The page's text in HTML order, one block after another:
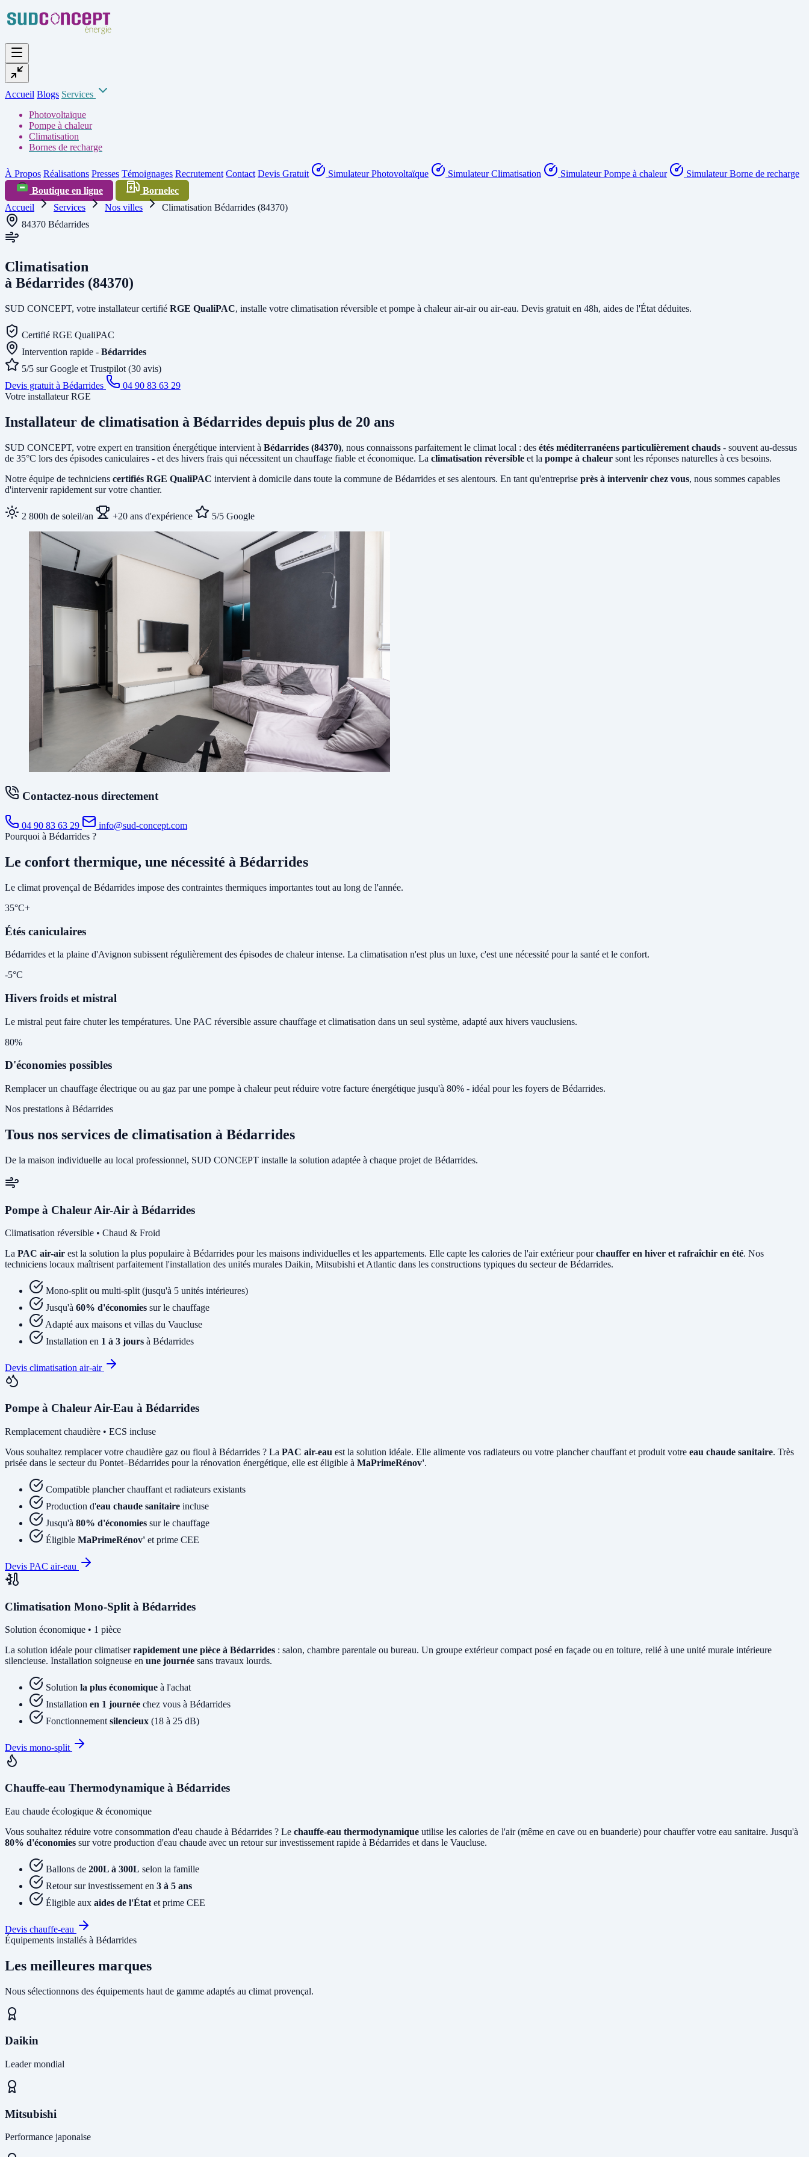
Accueil Blogs Services
Photovoltaïque
Pompe à chaleur
Climatisation
Bornes de recharge
À Propos Réalisations Presses Témoignages Recrutement Contact Devis Gratuit Simulateur Photovoltaïque Simulateur Climatisation Simulateur Pompe à chaleur
Simulateur Borne de recharge
Boutique en ligne
Bornelec
Accueil
Services Nos villes
Climatisation Bédarrides (84370)
84370 Bédarrides
Climatisation
à Bédarrides (84370)
SUD CONCEPT, votre installateur certifié RGE QualiPAC, installe votre climatisation réversible et pompe à chaleur air-air ou air-eau. Devis gratuit en 48h, aides de l'État déduites.
Certifié RGE QualiPAC
Intervention rapide - Bédarrides
5/5 sur Google et Trustpilot (30 avis)
Devis gratuit à Bédarrides
04 90 83 63 29
Votre installateur RGE
Installateur de climatisation à Bédarrides depuis plus de 20 ans
SUD CONCEPT, votre expert en transition énergétique intervient à Bédarrides (84370), nous connaissons parfaitement le climat local : des étés méditerranéens particulièrement chauds - souvent au-dessus
de 35°C lors des épisodes caniculaires - et des hivers frais qui nécessitent un chauffage fiable et économique. La climatisation réversible et la pompe à chaleur sont les réponses naturelles à ces besoins.
Notre équipe de techniciens certifiés RGE QualiPAC intervient à domicile dans toute la commune de Bédarrides et ses alentours. En tant qu'entreprise près à intervenir chez vous, nous sommes capables
d'intervenir rapidement sur votre chantier.
2 800h de soleil/an +20 ans d'expérience 5/5 Google
Contactez-nous directement
04 90 83 63 29
info@sud-concept.com
Pourquoi à Bédarrides ?
Le confort thermique, une nécessité à Bédarrides
Le climat provençal de Bédarrides impose des contraintes thermiques importantes tout au long de l'année.
35°C+
Étés caniculaires
Bédarrides et la plaine d'Avignon subissent régulièrement des épisodes de chaleur intense. La climatisation n'est plus un luxe, c'est une nécessité pour la santé et le confort.
-5°C
Hivers froids et mistral
Le mistral peut faire chuter les températures. Une PAC réversible assure chauffage et climatisation dans un seul système, adapté aux hivers vauclusiens.
80%
D'économies possibles
Remplacer un chauffage électrique ou au gaz par une pompe à chaleur peut réduire votre facture énergétique jusqu'à 80% - idéal pour les foyers de Bédarrides.
Nos prestations à Bédarrides
Tous nos services de climatisation à Bédarrides
De la maison individuelle au local professionnel, SUD CONCEPT installe la solution adaptée à chaque projet de Bédarrides.
Pompe à Chaleur Air-Air à Bédarrides
Climatisation réversible • Chaud & Froid
La PAC air-air est la solution la plus populaire à Bédarrides pour les maisons individuelles et les appartements. Elle capte les calories de l'air extérieur pourchauffer en hiver et rafraîchir en été. Nos
techniciens locaux maîtrisent parfaitement l'installation des unités murales Daikin, Mitsubishi et Atlantic dans les constructions typiques du secteur de Bédarrides.
Mono-split ou multi-split (jusqu'à 5 unités intérieures)
Jusqu'à 60% d'économies sur le chauffage
Adapté aux maisons et villas du Vaucluse
Installation en 1 à 3 jours à Bédarrides
Devis climatisation air-air
Pompe à Chaleur Air-Eau à Bédarrides
Remplacement chaudière • ECS incluse
Vous souhaitez remplacer votre chaudière gaz ou fioul à Bédarrides ? La PAC air-eau est la solution idéale. Elle alimente vos radiateurs ou votre plancher chauffant et produit votre eau chaude sanitaire. Très
prisée dans le secteur du Pontet–Bédarrides pour la rénovation énergétique, elle est éligible à MaPrimeRénov'.
Compatible plancher chauffant et radiateurs existants
Production d'eau chaude sanitaire incluse
Jusqu'à 80% d'économies sur le chauffage
Éligible MaPrimeRénov' et prime CEE
Devis PAC air-eau
Climatisation Mono-Split à Bédarrides
Solution économique • 1 pièce
La solution idéale pour climatiserrapidement une pièce à Bédarrides : salon, chambre parentale ou bureau. Un groupe extérieur compact posé en façade ou en toiture, relié à une unité murale intérieure
silencieuse. Installation soigneuse en une journée sans travaux lourds.
Solution la plus économique à l'achat
Installation en 1 journée chez vous à Bédarrides
Fonctionnement silencieux (18 à 25 dB)
Devis mono-split
Chauffe-eau Thermodynamique à Bédarrides
Eau chaude écologique & économique
Vous souhaitez réduire votre consommation d'eau chaude à Bédarrides ? Le chauffe-eau thermodynamique utilise les calories de l'air (même en cave ou en buanderie) pour chauffer votre eau sanitaire. Jusqu'à
80% d'économies sur votre production d'eau chaude avec un retour sur investissement rapide à Bédarrides et dans le Vaucluse.
Ballons de 200L à 300L selon la famille
Retour sur investissement en 3 à 5 ans
Éligible aux aides de l'État et prime CEE
Devis chauffe-eau
Équipements installés à Bédarrides
Les meilleures marques
Nous sélectionnons des équipements haut de gamme adaptés au climat provençal.
Daikin
Leader mondial
Mitsubishi
Performance japonaise